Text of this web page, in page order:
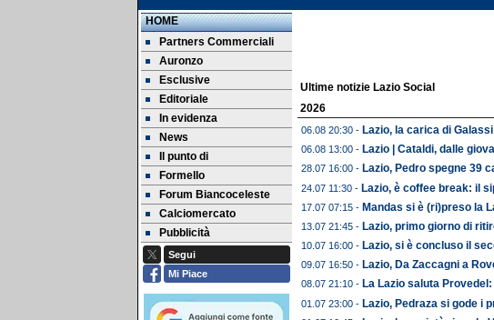
HOME
Partners Commerciali
Auronzo
Esclusive
Editoriale
In evidenza
News
Il punto di
Formello
Forum Biancoceleste
Calciomercato
Pubblicità
Segui
Mi Piace
Ultime notizie Lazio Social
2026
06.08 20:30 - Lazio, la carica di
06.08 13:00 - Lazio | Cataldi, dalle
28.07 16:00 - Lazio, Pedro spegne 39
24.07 11:30 - Lazio, è coffee break: il
17.07 07:15 - Mandas si è (ri)preso la
13.07 21:45 - Lazio, primo giorno di
10.07 16:00 - Lazio, si è concluso il
09.07 16:50 - Lazio, Da Zaccagni a
08.07 21:10 - La Lazio saluta
01.07 23:00 - Lazio, Pedraza si gode i